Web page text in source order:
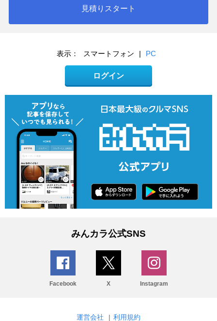
見積りスタート
表示： スマートフォン | PC
ログイン
みんカラ公式SNS
Facebook X Instagram
運営会社 | 利用規約